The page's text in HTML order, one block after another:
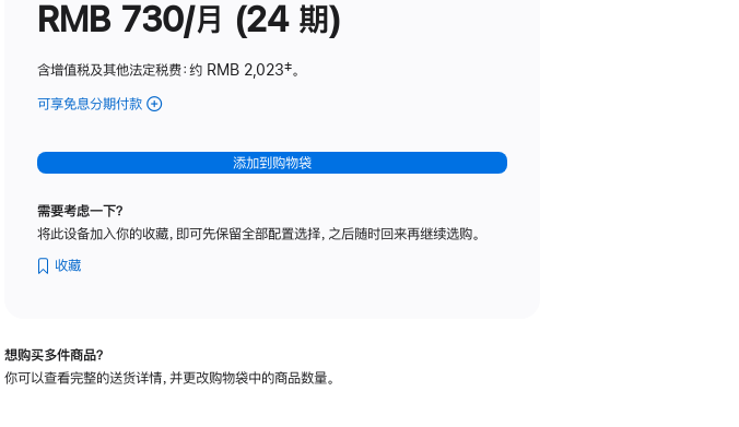
RMB 730/月 (24 期)
含增值税及其他法定税费：约 RMB 2,023脚
‡。
可享免息分期付款 (Studio
-
纳
理
可
添加到购物袋
需要考虑一下？
将此设备加入你的收藏，即可先保留全部配置选择，之后随时回来再继续选购。
收藏
想购买多件商品？
你可以查看完整的送货详情，并更改购物袋中的商品数量。